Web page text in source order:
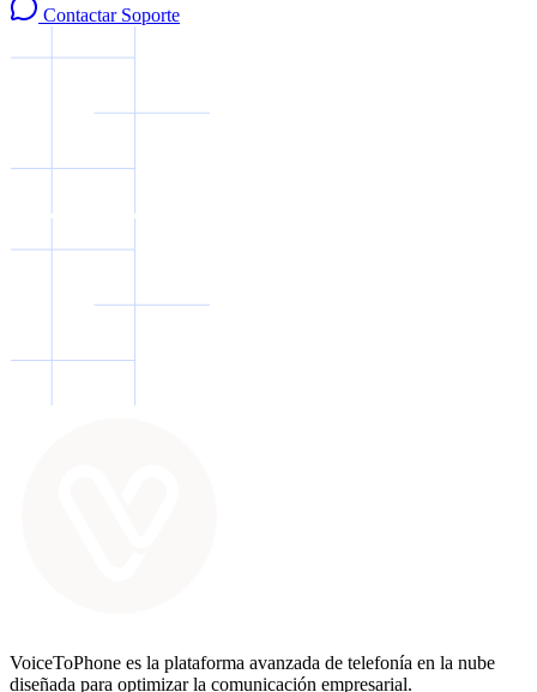
Contactar Soporte
VoiceToPhone es la plataforma avanzada de telefonía en la nube
diseñada para optimizar la comunicación empresarial.